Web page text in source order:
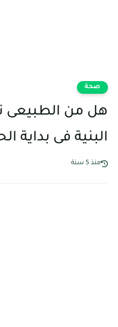
صحة
هل من الطبيعى
البنية فى بداية
منذ 5 سنة